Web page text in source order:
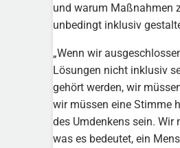
und warum Maßnahmen
unbedingt inklusiv
„Wenn wir
Lösungen nicht inklusiv
gehört werden, wir
wir müssen eine Stimme
des Umdenkens sein. Wir
was es bedeutet, ein